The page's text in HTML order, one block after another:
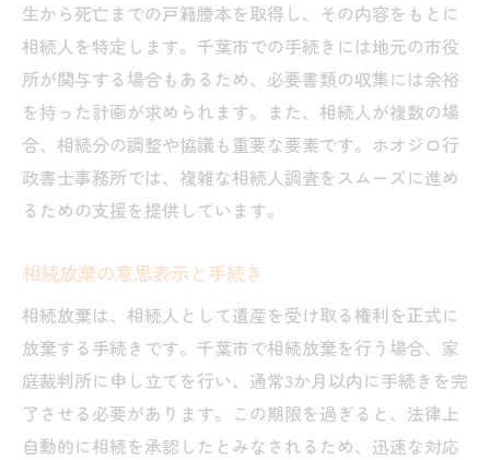
専門家と連携する重要性
スムーズな手続きのための準備リスト
各種申請のタイミングと注意点
成功事例から学ぶ手続きの進め方
書類の電子化とその活用法
千葉市の相続手続きで安心して進めるための書
安心のための事前準備と対策
書類作成のサポート体制
地域特有の手続きへの対応策
難航する手続きの解決方法
専門家アドバイスの活用法
生から死亡までの戸籍謄本を取得し、その内容をもとに
相続人を特定します。千葉市での手続きには地元の市役
所が関与する場合もあるため、必要書類の収集には余裕
を持った計画が求められます。また、相続人が複数の場
合、相続分の調整や協議も重要な要素です。ホオジロ行
政書士事務所では、複雑な相続人調査をスムーズに進め
るための支援を提供しています。
相続放棄の意思表示と手続き
相続放棄は、相続人として遺産を受け取る権利を正式に
放棄する手続きです。千葉市で相続放棄を行う場合、家
庭裁判所に申し立てを行い、通常3か月以内に手続きを完
了させる必要があります。この期限を過ぎると、法律上
自動的に相続を承認したとみなされるため、迅速な対応